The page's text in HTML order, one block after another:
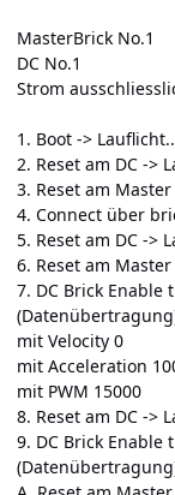
MasterBrick No.1
DC No.1
Strom
1. Boot ->
2. Reset am DC ->
3. Reset am
4. Connect über
5. Reset am DC ->
6. Reset am
7. DC Brick
mit Velocity 0
mit Acceleration
mit PWM 15000
8. Reset am DC ->
9. DC Brick Enable